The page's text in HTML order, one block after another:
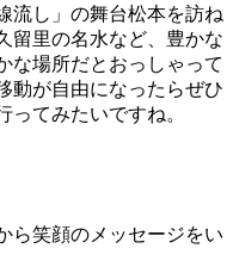
流し」の舞台松本を訪ね
留里の名水など、豊かな
な場所だとおっしゃって
動が自由になったらぜひ
ってみたいですね。
ら笑顔のメッセージをい